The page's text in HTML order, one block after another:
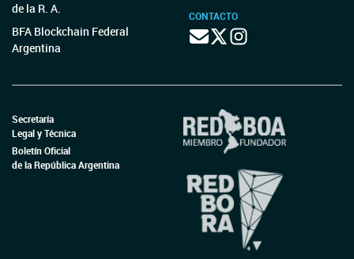
de la R. A.
BFA Blockchain Federal
Argentina
CONTACTO
Secretaría
Legal y Técnica
Boletín Oficial
de la República Argentina